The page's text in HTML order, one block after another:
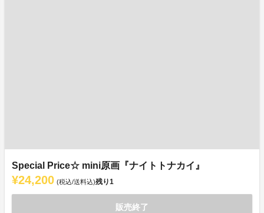
Special Price☆ mini原画『ナイトトナカイ』
¥24,200 (税込/送料込)残り1
販売終了